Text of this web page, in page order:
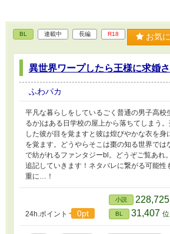
BL 連載中 長編 R18 お気
異世界ワープしたら王様に求婚さ
ふわパカ
平凡な暮らしをしているごく普通の男子高
るか)はある日学校の屋上から落ちてしまう
した彼が目を覚ますと彼は煌びやかな衣を身
を覚ます。どうやらそこは棗の知る世界で
で紡がれるファンタジーbl。どうぞご覧あれ
追記していきます！ネタバレに繋がる可能性
重に…！
24h.ポイント 0pt
小説 228,725
BL 31,407